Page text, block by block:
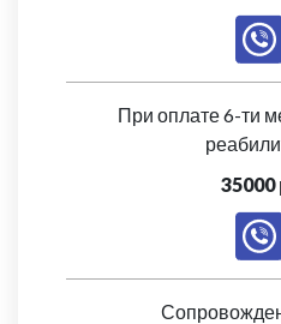
При оплате 6-ти
35000